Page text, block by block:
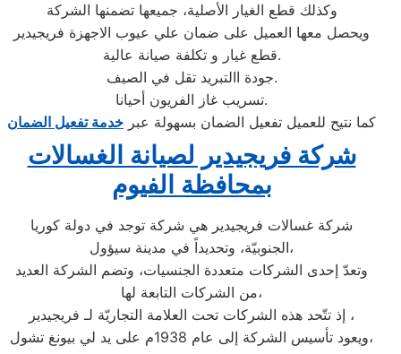
وكذلك قطع الغيار الأصلية، جميعها تضمنها الشركة
ويحصل معها العميل على ضمان علي عيوب الاجهزة فريجيدير
قطع غيار و تكلفة صيانة عالية.
جودة االتبريد تقل في الصيف.
تسريب غاز الفريون أحيانا.
كما نتيح للعميل تفعيل الضمان بسهولة عبر خدمة تفعيل الضمان
شركة فريجيدير لصيانة الغسالات
بمحافظة الفيوم
شركة غسالات فريجيدير هي شركة توجد في دولة كوريا
الجنوبيّة، وتحديداً في مدينة سيؤول،
وتعدّ إحدى الشركات متعددة الجنسيات، وتضم الشركة العديد
من الشركات التابعة لها،
إذ تتّحد هذه الشركات تحت العلامة التجاريّة لـ فريجيدير ،
ويعود تأسيس الشركة إلى عام 1938م على يد لي بيونغ تشول،